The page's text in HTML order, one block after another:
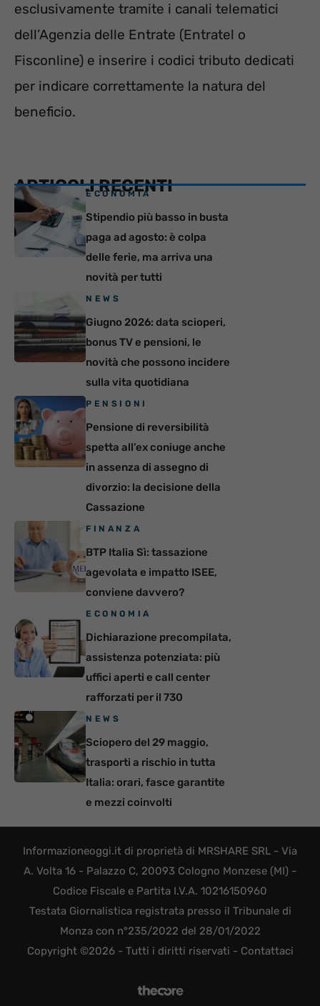
esclusivamente tramite i canali telematici
dell’Agenzia delle Entrate (Entratel o
Fisconline) e inserire i codici tributo dedicati
per indicare correttamente la natura del
beneficio.
ARTICOLI RECENTI
ECONOMIA
Stipendio più basso in busta
paga ad agosto: è colpa
delle ferie, ma arriva una
novità per tutti
NEWS
Giugno 2026: data scioperi,
bonus TV e pensioni, le
novità che possono incidere
sulla vita quotidiana
PENSIONI
Pensione di reversibilità
spetta all’ex coniuge anche
in assenza di assegno di
divorzio: la decisione della
Cassazione
FINANZA
BTP Italia Sì: tassazione
agevolata e impatto ISEE,
conviene davvero?
ECONOMIA
Dichiarazione precompilata,
assistenza potenziata: più
uffici aperti e call center
rafforzati per il 730
NEWS
Sciopero del 29 maggio,
trasporti a rischio in tutta
Italia: orari, fasce garantite
e mezzi coinvolti
Informazioneoggi.it di proprietà di MRSHARE SRL - Via
A. Volta 16 - Palazzo C, 20093 Cologno Monzese (MI) -
Codice Fiscale e Partita I.V.A. 10216150960
Testata Giornalistica registrata presso il Tribunale di
Monza con n°235/2022 del 28/01/2022
Copyright ©2026 - Tutti i diritti riservati - Contattaci